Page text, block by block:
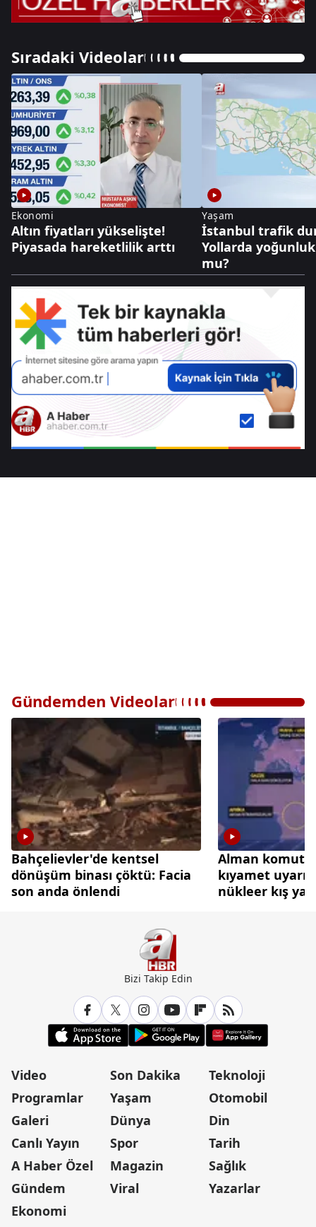
Sıradaki Videolar
Ekonomi
Altın fiyatları yükselişte!
Piyasada hareketlilik arttı
Yaşam
İstanbul trafik
Yollarda
mu?
Gündemden Videolar
Bahçelievler'de kentsel
dönüşüm binası çöktü: Facia
son anda önlendi
Alman
kıyamet
nükleer kış
Bizi Takip Edin
Video
Programlar
Galeri
Canlı Yayın
A Haber Özel
Gündem
Ekonomi
Son Dakika
Yaşam
Dünya
Spor
Magazin
Viral
Teknoloji
Otomobil
Din
Tarih
Sağlık
Yazarlar